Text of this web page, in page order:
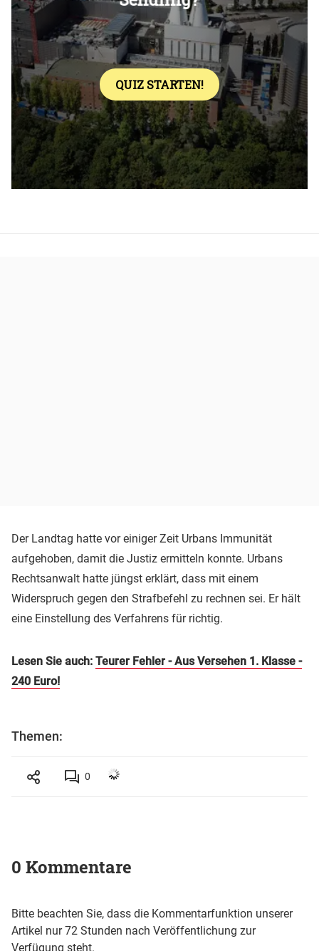
Der Landtag hatte vor einiger Zeit Urbans Immunität
aufgehoben, damit die Justiz ermitteln konnte. Urbans
Rechtsanwalt hatte jüngst erklärt, dass mit einem
Widerspruch gegen den Strafbefehl zu rechnen sei. Er hält
eine Einstellung des Verfahrens für richtig.
Lesen Sie auch: Teurer Fehler - Aus Versehen 1. Klasse -
240 Euro!
Themen:
0
0 Kommentare
Bitte beachten Sie, dass die Kommentarfunktion unserer
Artikel nur 72 Stunden nach Veröffentlichung zur
Verfügung steht.